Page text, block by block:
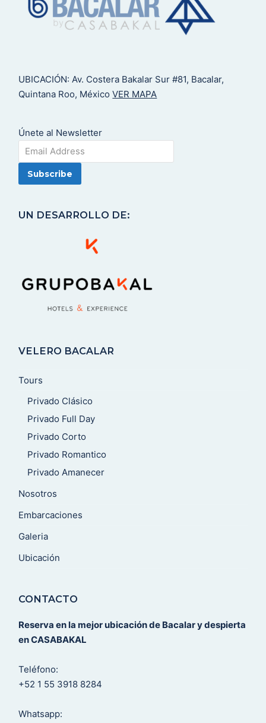
UBICACIÓN: Av. Costera Bakalar Sur #81, Bacalar,
Quintana Roo, MéxicoVER MAPA
Únete al Newsletter
UN DESARROLLO DE:
VELERO BACALAR
Tours
Privado Clásico
Privado Full Day
Privado Corto
Privado Romantico
Privado Amanecer
Nosotros
Embarcaciones
Galeria
Ubicación
CONTACTO
Reserva en la mejor ubicación de Bacalar y despierta
en CASABAKAL
Teléfono:
+52 1 55 3918 8284
Whatsapp: